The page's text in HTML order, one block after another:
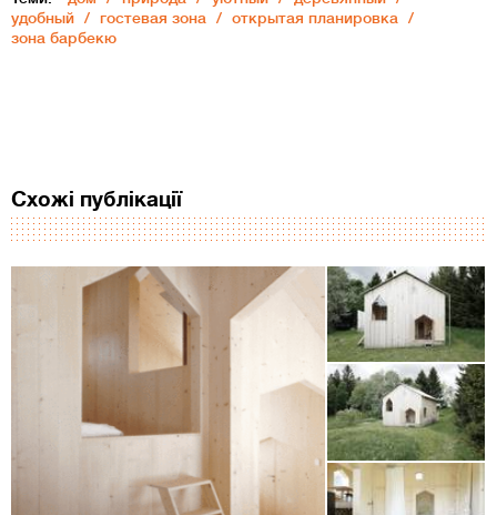
удобный
гостевая зона
открытая планировка
зона барбекю
Схожі публікації